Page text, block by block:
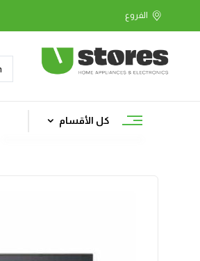
كل الأقسام